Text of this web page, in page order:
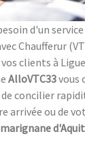
d'un
Chaufferur
clients à
AlloVTC33vous
concilier
arrivée ou de